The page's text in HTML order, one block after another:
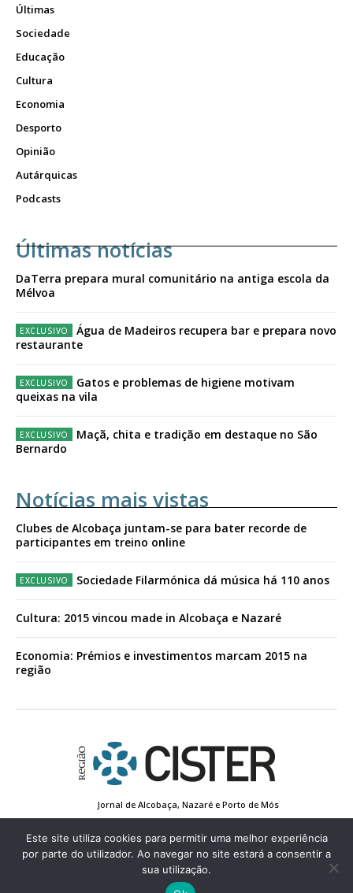
Últimas
Sociedade
Educação
Cultura
Economia
Desporto
Opinião
Autárquicas
Podcasts
Últimas notícias
DaTerra prepara mural comunitário na antiga escola da
Mélvoa
Água de Madeiros recupera bar e prepara novo
restaurante
Gatos e problemas de higiene motivam
queixas na vila
Maçã, chita e tradição em destaque no São
Bernardo
Notícias mais vistas
Clubes de Alcobaça juntam-se para bater recorde de
participantes em treino online
Sociedade Filarmónica dá música há 110 anos
Cultura: 2015 vincou made in Alcobaça e Nazaré
Economia: Prémios e investimentos marcam 2015 na
região
Jornal de Alcobaça, Nazaré e Porto de Mós
Conta de Registo
Edição Impressa
© 2022 Região de Cister - Todos os direitos reservados.
Este site utiliza cookies para permitir uma melhor experiência
por parte do utilizador. Ao navegar no site estará a consentir a
sua utilização.